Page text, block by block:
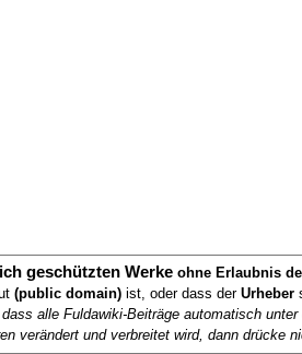
geschützten Werkeohne Erlaubnis
(public domain)ist, oder dass der Urheber
alle Fuldawiki-Beiträge automatisch
und verbreitet wird, dann drücke